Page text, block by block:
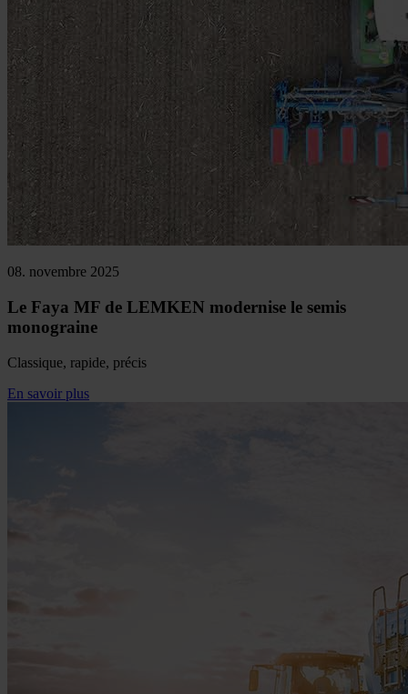
08. novembre 2025
Le Faya MF de LEMKEN modernise le semis
monograine
Classique, rapide, précis
En savoir plus